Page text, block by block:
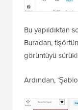
Bu yapıldıktan
Buradan,
görüntüyü
Ardından,